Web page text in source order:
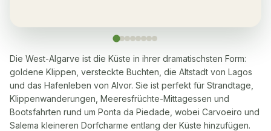
✓ Mikrowelle
✓ Kochherd
Yes, with 4 hob plates
✓ Backofen
Die West-Algarve ist die Küste in ihrer dramatischsten Form:
goldene Klippen, versteckte Buchten, die Altstadt von Lagos
und das Hafenleben von Alvor. Sie ist perfekt für Strandtage,
Klippenwanderungen, Meeresfrüchte-Mittagessen und
Bootsfahrten rund um Ponta da Piedade, wobei Carvoeiro und
Salema kleineren Dorfcharme entlang der Küste hinzufügen.